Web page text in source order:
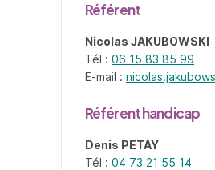
Référent
Nicolas JAKUBOWSKI
Tél : 06 15 83 85 99
E-mail :
Référent handicap
Denis PETAY
Tél : 04 73 21 55 14